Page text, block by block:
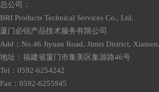
总公司：
BRI Products Technical Services Co., Ltd.
厦门必锐产品技术服务有限公司
Add：No.46 Jiyuan Road, Jimei District,
地址：福建省厦门市集美区集源路46号
Tel：0592-6254242
Fax：0592-6255945